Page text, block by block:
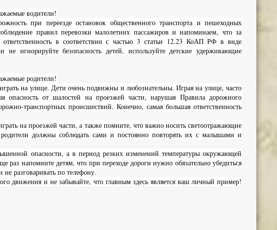
водители!
при переезде остановок общественного транспорта и пешеходных
правил перевозки малолетних пассажиров и напоминаем, что за
в соответствии с частью 3 статьи 12.23 КоАП РФ в виде
игнорируйте безопасность детей, используйте детские удерживающие
родители!
на улице. Дети очень подвижны и любознательны. Играя на улице, часто
опасность от шалостей на проезжей части, нарушая Правила дорожного
транспортных происшествий. Конечно, самая большая ответственность
на проезжей части, а также помните, что важно носить светоотражающие
должны соблюдать сами и постоянно повторять их с малышами и
опасности, а в период резких изменений температуры окружающей
раз напомните детям, что при переходе дороги нужно обязательно убедиться
разговаривать по телефону.
движения и не забывайте, что главным здесь является ваш личный пример!